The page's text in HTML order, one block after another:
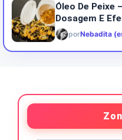
Óleo De Peixe
Dosagem E
porNebadita